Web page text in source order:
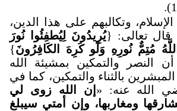
وتكالبهم على هذا الدين،
قال تعالى: {يُرِيدُونَ لِيُطفِئُوا نُورَ
مُتِمٌّ نُورِهِ وَلَو كَرِهَ الكَافِرُونَ}
إلا أن النصر والتمكين بمشيئة الله
بالثناء والتمكين، كما في
الله عنه: « إن الله زوى لي
ومغاربها، وإن أمتي سيبلغ